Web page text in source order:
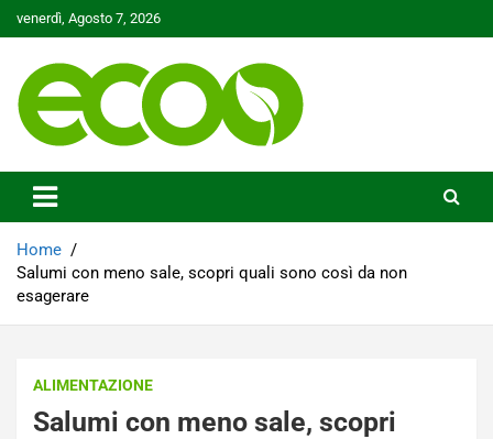
to
venerdì, Agosto 7, 2026
Ecoo.it
Home
Salumi con meno sale, scopri quali sono così da non
esagerare
ALIMENTAZIONE
Salumi con meno sale, scopri